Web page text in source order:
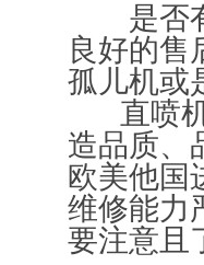
是否有
良好的售
孤儿机或
直喷机
造品质、
欧美他国
维修能力
要注意且